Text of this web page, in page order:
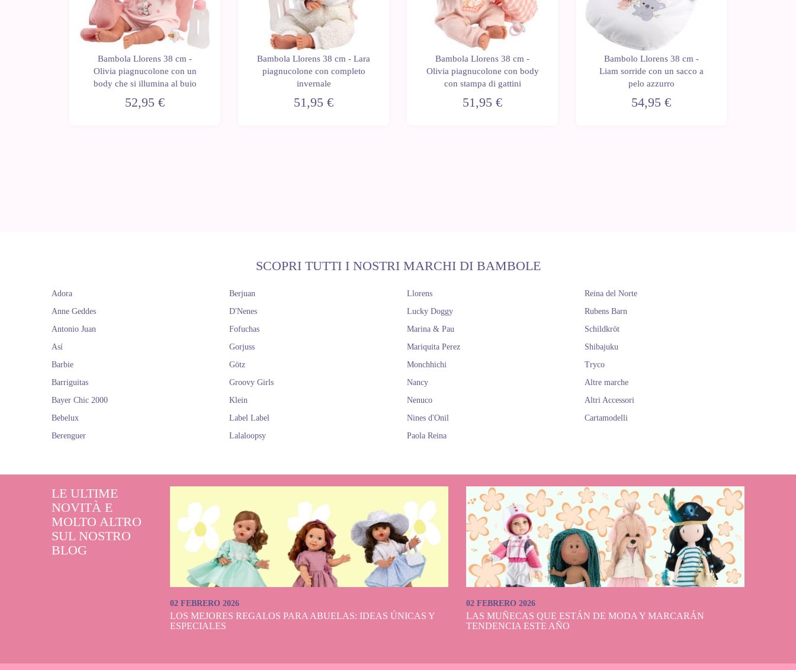
Bambola Llorens 38 cm -
Olivia piagnucolone con un
body che si illumina al buio
52,95 €
Bambola Llorens 38 cm - Lara
piagnucolone con completo
invernale
51,95 €
Bambola Llorens 38 cm -
Olivia piagnucolone con body
con stampa di gattini
51,95 €
Bambolo Llorens 38 cm -
Liam sorride con un sacco a
pelo azzurro
54,95 €
SCOPRI TUTTI I NOSTRI MARCHI DI BAMBOLE
Adora
Anne Geddes
Antonio Juan
Así
Barbie
Barriguitas
Bayer Chic 2000
Bebelux
Berenguer
Berjuan
D'Nenes
Fofuchas
Gorjuss
Götz
Groovy Girls
Klein
Label Label
Lalaloopsy
Llorens
Lucky Doggy
Marina & Pau
Mariquita Perez
Monchhichi
Nancy
Nenuco
Nines d'Onil
Paola Reina
Reina del Norte
Rubens Barn
Schildkröt
Shibajuku
Tryco
Altre marche
Altri Accessori
Cartamodelli
LE ULTIME
NOVITÀ E
MOLTO ALTRO
SUL NOSTRO
BLOG
02 FEBRERO 2026
LOS MEJORES REGALOS PARA ABUELAS: IDEAS ÚNICAS Y
ESPECIALES
02 FEBRERO 2026
LAS MUÑECAS QUE ESTÁN DE MODA Y MARCARÁN
TENDENCIA ESTE AÑO